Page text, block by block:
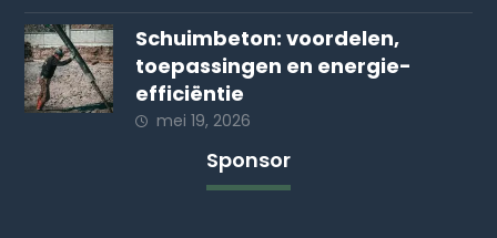
Schuimbeton: voordelen,
toepassingen en energie-
efficiëntie
mei 19, 2026
Sponsor